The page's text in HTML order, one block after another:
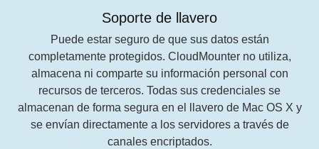
Soporte de llavero
Puede estar seguro de que sus datos están
completamente protegidos. CloudMounter no utiliza,
almacena ni comparte su información personal con
recursos de terceros. Todas sus credenciales se
almacenan de forma segura en el llavero de Mac OS X y
se envían directamente a los servidores a través de
canales encriptados.